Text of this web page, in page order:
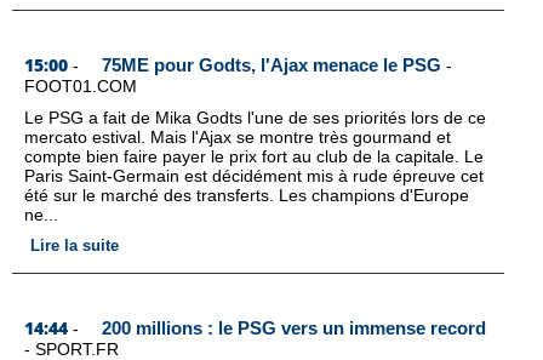
15:00 - 75ME pour Godts, l'Ajax menace le PSG -
FOOT01.COM
Le PSG a fait de Mika Godts l'une de ses priorités lors de ce
mercato estival. Mais l'Ajax se montre très gourmand et
compte bien faire payer le prix fort au club de la capitale. Le
Paris Saint-Germain est décidément mis à rude épreuve cet
été sur le marché des transferts. Les champions d'Europe
ne...
Lire la suite
14:44 - 200 millions : le PSG vers un immense record
- SPORT.FR